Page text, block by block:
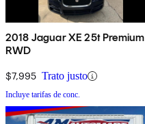
2018 Jaguar XE 25t Premium
RWD
$7,995 Trato justo
Incluye tarifas de conc.